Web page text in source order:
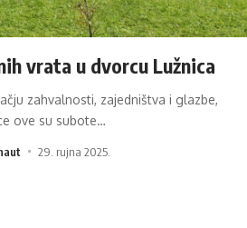
vrata u dvorcu Lužnica
zahvalnosti, zajedništva i glazbe,
ove su subote…
29. rujna 2025.